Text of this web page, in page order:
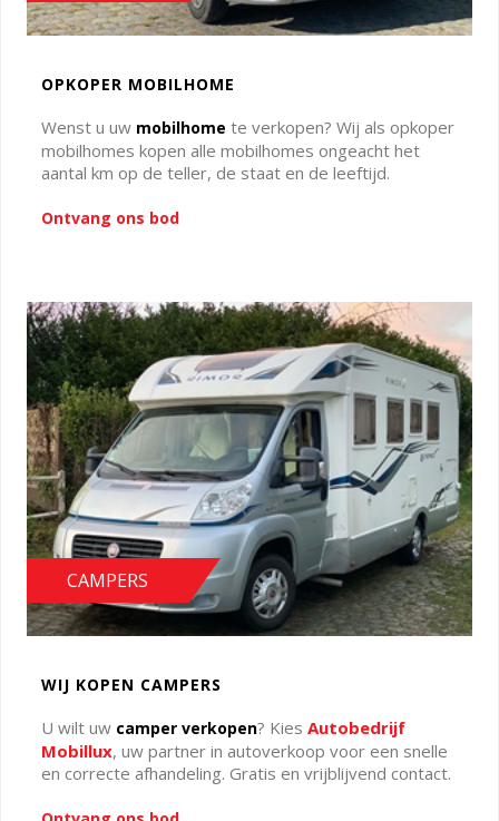
OPKOPER MOBILHOME
Wenst u uw mobilhome te verkopen? Wij als opkoper
mobilhomes kopen alle mobilhomes ongeacht het
aantal km op de teller, de staat en de leeftijd.
Ontvang ons bod
CAMPERS
WIJ KOPEN CAMPERS
U wilt uw camper verkopen? Kies Autobedrijf
Mobillux, uw partner in autoverkoop voor een snelle
en correcte afhandeling. Gratis en vrijblijvend contact.